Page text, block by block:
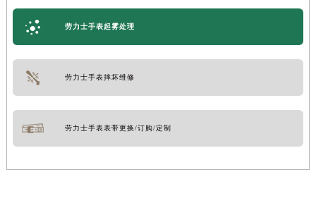
劳力士手表起雾处理
劳力士手表摔坏维修
劳力士手表表带更换/订购/定制